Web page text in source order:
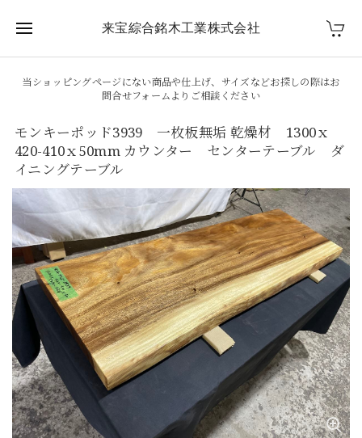
来宝綜合銘木工業株式会社
当ショッピングページにない商品や仕上げ、サイズなどお探しの際はお
問合せフォームよりご相談ください
モンキーポッド3939 一枚板無垢 乾燥材 1300ｘ
420-410ｘ50mm カウンター センターテーブル ダ
イニングテーブル